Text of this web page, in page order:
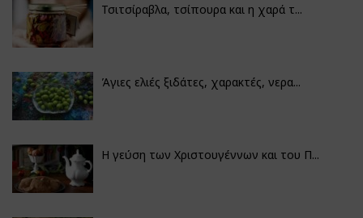
Τσιτσίραβλα, τσίπουρα και η χαρά τ...
Άγιες ελιές ξιδάτες, χαρακτές, νερα...
Η γεύση των Χριστουγέννων και του Π...